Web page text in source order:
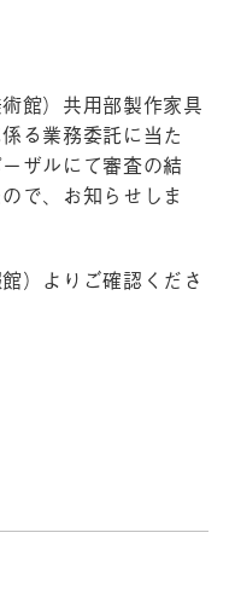
館）共用部製作家具
る業務委託に当た
ザルにて審査の結
で、お知らせしま
）よりご確認くださ